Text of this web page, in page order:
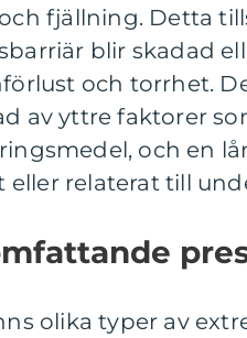
fjällning. Detta
blir skadad
och torrhet.
av yttre faktorer
och en
eller relaterat till
olika typer av